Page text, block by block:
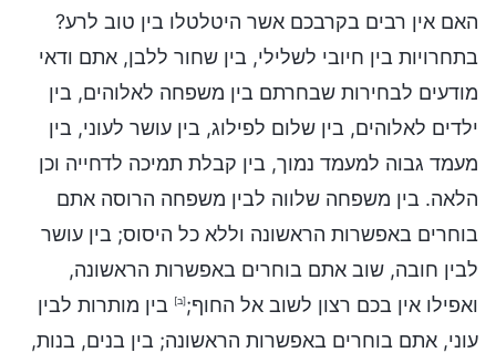
האם אין רבים בקרבכם אשר היטלטלו בין טוב לרע?
בתחרויות בין חיובי לשלילי, בין שחור ללבן, אתם ודאי
מודעים לבחירות שבחרתם בין משפחה לאלוהים, בין
ילדים לאלוהים, בין שלום לפילוג, בין עושר לעוני, בין
מעמד גבוה למעמד נמוך, בין קבלת תמיכה לדחייה וכן
הלאה. בין משפחה שלווה לבין משפחה הרוסה אתם
בוחרים באפשרות הראשונה וללא כל היסוס; בין עושר
לבין חובה, שוב אתם בוחרים באפשרות הראשונה,
ואפילו אין בכם רצון לשוב אל החוף;[ב]
בין מותרות לבין
עוני, אתם בוחרים באפשרות הראשונה; בין בנים, בנות,